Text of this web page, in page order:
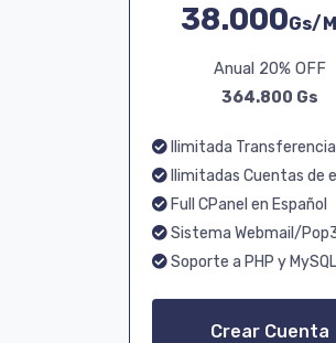
38.000Gs/
Anual 20% OFF
364.800 Gs
Ilimitada Transferencia
Ilimitadas Cuentas de
Full CPanel en Español
Sistema Webmail/
Soporte a PHP y MySQL
Crear Cuenta